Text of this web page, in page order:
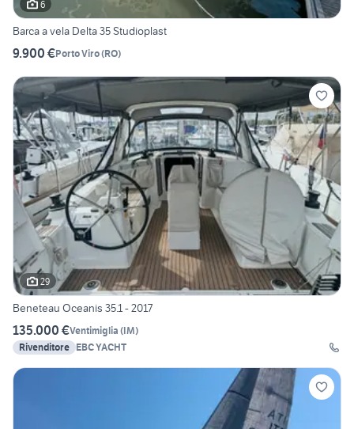
6
Barca a vela Delta 35 Studioplast
9.900 €Porto Viro(RO)
29
Beneteau Oceanis 35.1 - 2017
135.000 €Ventimiglia (IM)
Rivenditore EBC YACHT